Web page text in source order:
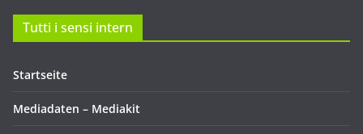
Tutti i sensi intern
Startseite
Mediadaten – Mediakit